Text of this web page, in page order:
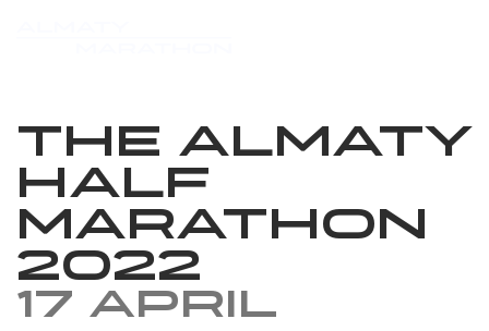
The Almaty
Half
Marathon
2022
17 April